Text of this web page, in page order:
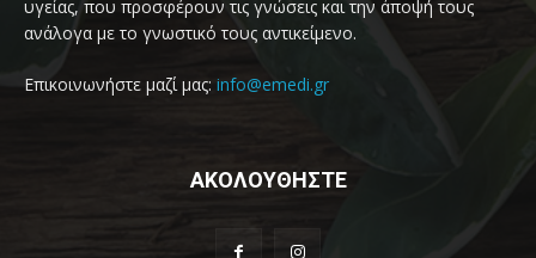
υγείας, που προσφέρουν τις γνώσεις και την άποψή τους
ανάλογα με το γνωστικό τους αντικείμενο.
Επικοινωνήστε μαζί μας: info@emedi.gr
ΑΚΟΛΟΥΘΗΣΤΕ